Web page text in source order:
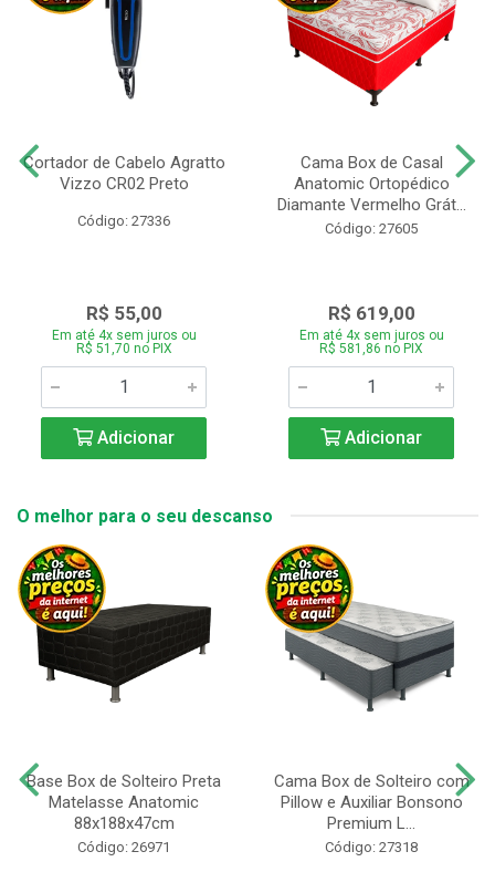
Cortador de Cabelo Agratto
Vizzo CR02 Preto
Código: 27336
R$ 55,00
Em até 4x sem juros ou
R$ 51,70 no PIX
Adicionar
Cama Box de Casal
Anatomic Ortopédico
Diamante Vermelho Grát...
Código: 27605
R$ 619,00
Em até 4x sem juros ou
R$ 581,86 no PIX
Adicionar
O melhor para o seu descanso
Base Box de Solteiro Preta
Matelasse Anatomic
88x188x47cm
Código: 26971
Cama Box de Solteiro com
Pillow e Auxiliar Bonsono
Premium L...
Código: 27318